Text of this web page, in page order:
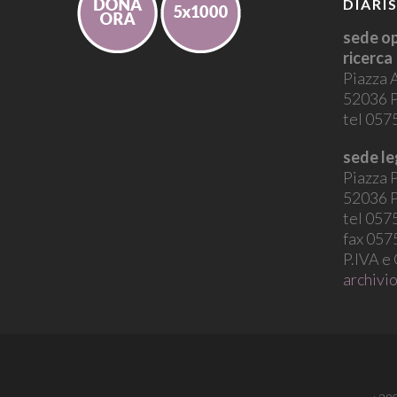
sede
ricerca
Piazza
52036
tel
sede
Piazza
52036
tel
fax
P.IVA